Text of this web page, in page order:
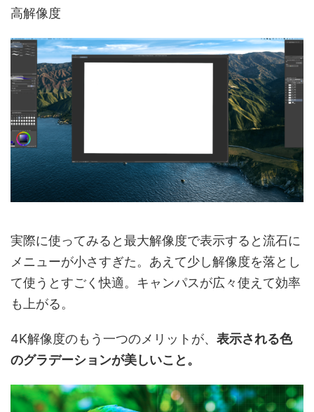
高解像度
実際に使ってみると最大解像度で表示すると流石に
メニューが小さすぎた。あえて少し解像度を落とし
て使うとすごく快適。キャンパスが広々使えて効率
も上がる。
4K解像度のもう一つのメリットが、 表示される色
のグラデーションが美しいこと。